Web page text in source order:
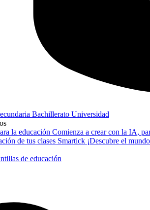
Bachillerato Universidad
la educación Comienza a crear con la IA,
de tus clases Smartick ¡Descubre el
de educación